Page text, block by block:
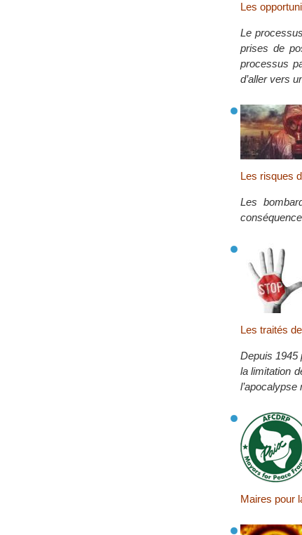
Les
Le
prises de
processus
d’aller vers
Les risques
Les
Les traités
Depuis 1945
la limitation
l’apocalypse
Maires pour